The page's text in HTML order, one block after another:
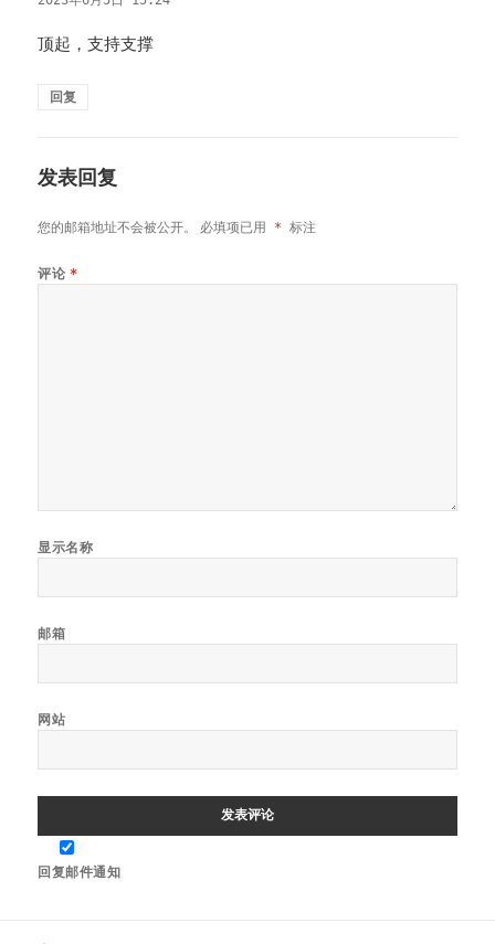
顶起，支持支撑
回复
发表回复
您的邮箱地址不会被公开。 必填项已用 * 标注
评论 *
显示名称
邮箱
网站
回复邮件通知